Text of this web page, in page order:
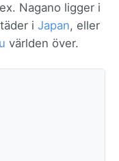
Nagano ligger i
i Japan, eller
världen över.